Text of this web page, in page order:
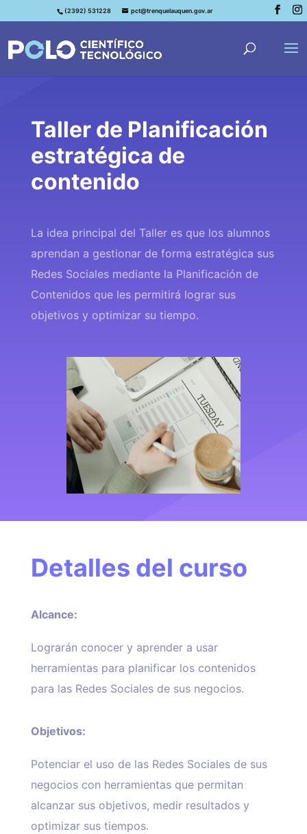
(2392) 531228 pct@trenquelauquen.gov.ar
Taller de Planificación
estratégica de
contenido
La idea principal del Taller es que los alumnos
aprendan a gestionar de forma estratégica sus
Redes Sociales mediante la Planificación de
Contenidos que les permitirá lograr sus
objetivos y optimizar su tiempo.
Detalles del curso
Alcance:
Lograrán conocer y aprender a usar
herramientas para planificar los contenidos
para las Redes Sociales de sus negocios.
Objetivos:
Potenciar el uso de las Redes Sociales de sus
negocios con herramientas que permitan
alcanzar sus objetivos, medir resultados y
optimizar sus tiempos.